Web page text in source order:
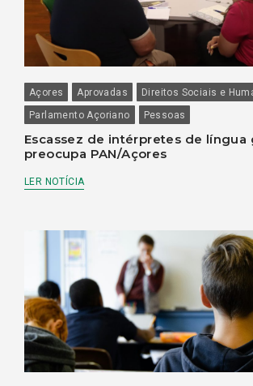
Açores Aprovadas Direitos Sociais e
Parlamento Açoriano
Pessoas
Escassez de intérpretes de língua
preocupa PAN/Açores
LER NOTÍCIA